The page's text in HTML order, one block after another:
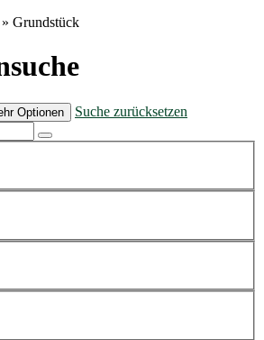
» Grundstück
Optionen Suche zurücksetzen